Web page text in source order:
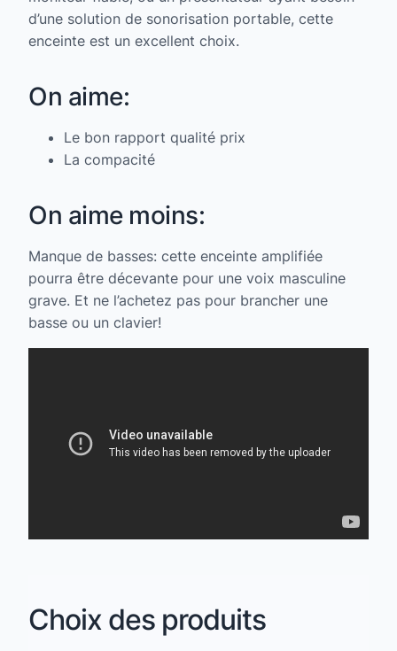
d’une solution de sonorisation portable, cette
enceinte est un excellent choix.
On aime:
Le bon rapport qualité prix
La compacité
On aime moins:
Manque de basses: cette enceinte amplifiée
pourra être décevante pour une voix masculine
grave. Et ne l’achetez pas pour brancher une
basse ou un clavier!
Choix des produits